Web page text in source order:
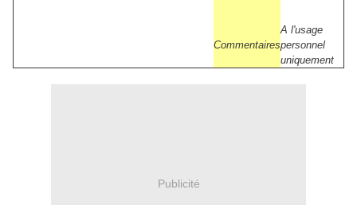
Commentaires
A l'usage
personnel
uniquement
Publicité